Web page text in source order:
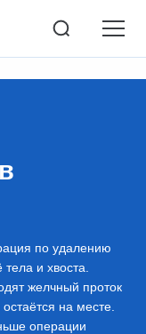
по удалению
и хвоста.
желчный проток
на месте.
операции